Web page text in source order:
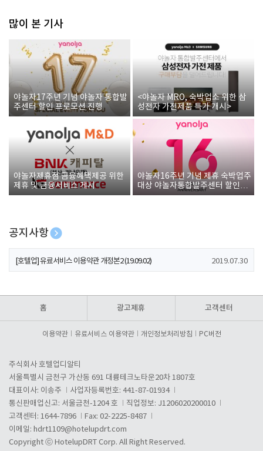
많이 본 기사
야놀자17주년 기념 야놀자 통합발
주센터 할인 프로모션 진행
<야놀자 MRO, 숙박업소 위한 삼
성전자 가전제품 특가 개시>
야놀자제휴점 금융혜택제공 위한
제휴 및 금융서비스 게시
야놀자16주년 기념 제휴 숙박업주
대상 야놀자통합발주센터 할인쿠
폰 증정
공지사항
[호텔업] 개인정보 처리방침 개정본1 (19.09.02)
[호텔업] 유료서비스 이용약관 개정본2 (19.09.02) 2019.07.30
홈 광고제휴 고객센터
이용약관 유료서비스 이용약관 개인정보처리방침 PC버전
주식회사 호텔업디알티
서울특별시 금천구 가산동 691 대륭테크노타운20차 1807호
대표이사: 이송주
사업자등록번호: 441-87-01934
통신판매업신고: 서울금천-1204 호
직업정보: J1206020200010
고객센터: 1644-7896
Fax: 02-2225-8487
이메일: hdrt1109@hotelupdrt.com
Copyright ⓒ HotelupDRT Corp. All Right Reserved.